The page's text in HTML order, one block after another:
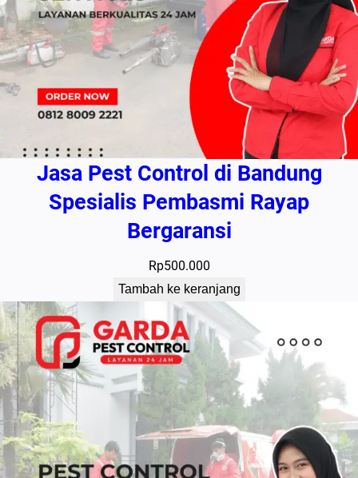
Jasa Pest Control di Bandung
Spesialis Pembasmi Rayap
Bergaransi
Rp500.000
Tambah ke keranjang